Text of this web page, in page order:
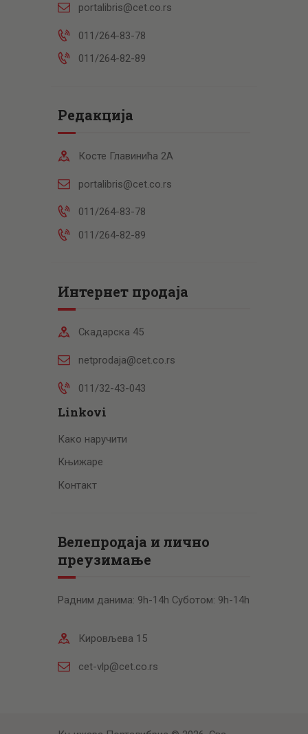
portalibris@cet.co.rs
011/264-83-78
011/264-82-89
Редакција
Косте Главинића 2А
portalibris@cet.co.rs
011/264-83-78
011/264-82-89
Интернет продаја
Скадарска 45
netprodaja@cet.co.rs
011/32-43-043
Linkovi
Како наручити
Књижаре
Контакт
Велепродаја и лично
преузимање
Радним данима: 9h-14h Суботом: 9h-14h
Кировљева 15
cet-vlp@cet.co.rs